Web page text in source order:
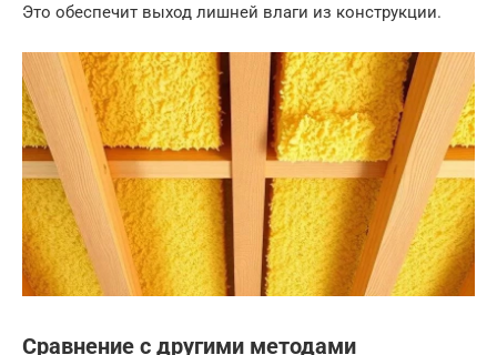
Это обеспечит выход лишней влаги из конструкции.
Сравнение с другими методами